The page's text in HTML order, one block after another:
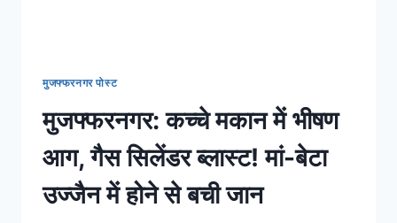
मुजफ्फरनगर पोस्ट
मुजफ्फरनगर: कच्चे मकान में भीषण
आग, गैस सिलेंडर ब्लास्ट! मां-बेटा
उज्जैन में होने से बची जान